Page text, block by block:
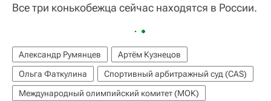
Все три конькобежца сейчас находятся в России.
Александр Румянцев
Артём Кузнецов
Ольга Фаткулина
Спортивный арбитражный суд (CAS)
Международный олимпийский комитет (МОК)